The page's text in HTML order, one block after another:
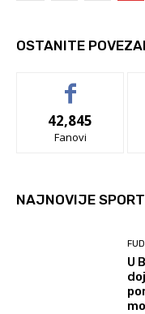
OSTANITE
42,845
Fanovi
NAJNOVIJE
U